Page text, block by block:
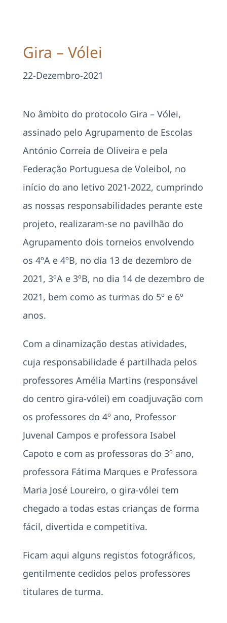
Área Reservada
Gira – Vólei
22-Dezembro-2021
No âmbito do protocolo Gira – Vólei,
assinado pelo Agrupamento de Escolas
António Correia de Oliveira e pela
Federação Portuguesa de Voleibol, no
início do ano letivo 2021-2022, cumprindo
as nossas responsabilidades perante este
projeto, realizaram-se no pavilhão do
Agrupamento dois torneios envolvendo
os 4ºA e 4ºB, no dia 13 de dezembro de
2021, 3ºA e 3ºB, no dia 14 de dezembro de
2021, bem como as turmas do 5º e 6º
anos.
Com a dinamização destas atividades,
cuja responsabilidade é partilhada pelos
professores Amélia Martins (responsável
do centro gira-vólei) em coadjuvação com
os professores do 4º ano, Professor
Juvenal Campos e professora Isabel
Capoto e com as professoras do 3º ano,
professora Fátima Marques e Professora
Maria José Loureiro, o gira-vólei tem
chegado a todas estas crianças de forma
fácil, divertida e competitiva.
Ficam aqui alguns registos fotográficos,
gentilmente cedidos pelos professores
titulares de turma.